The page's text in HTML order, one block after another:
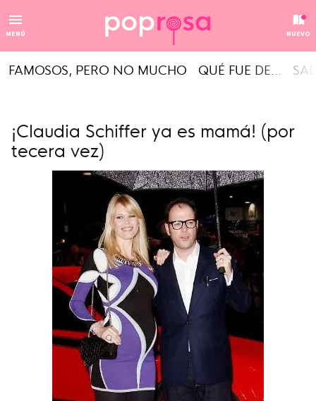
MENÚ NUEVO
FAMOSOS, PERO NO MUCHO QUÉ FUE DE...
¡Claudia Schiffer ya es mamá! (por
tecera vez)